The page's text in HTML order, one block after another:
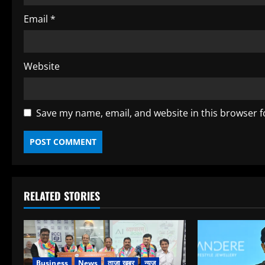
g
Email *
Website
Save my name, email, and website in this browser
RELATED STORIES